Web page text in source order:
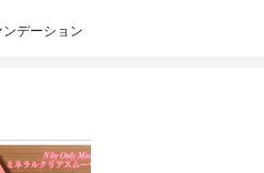
デーション